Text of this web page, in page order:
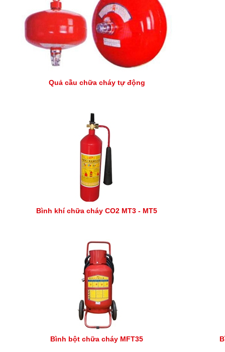
Quả cầu chữa cháy tự động
Bình khí chữa cháy CO2 MT3 - MT5
Bình bột chữa cháy MFT35